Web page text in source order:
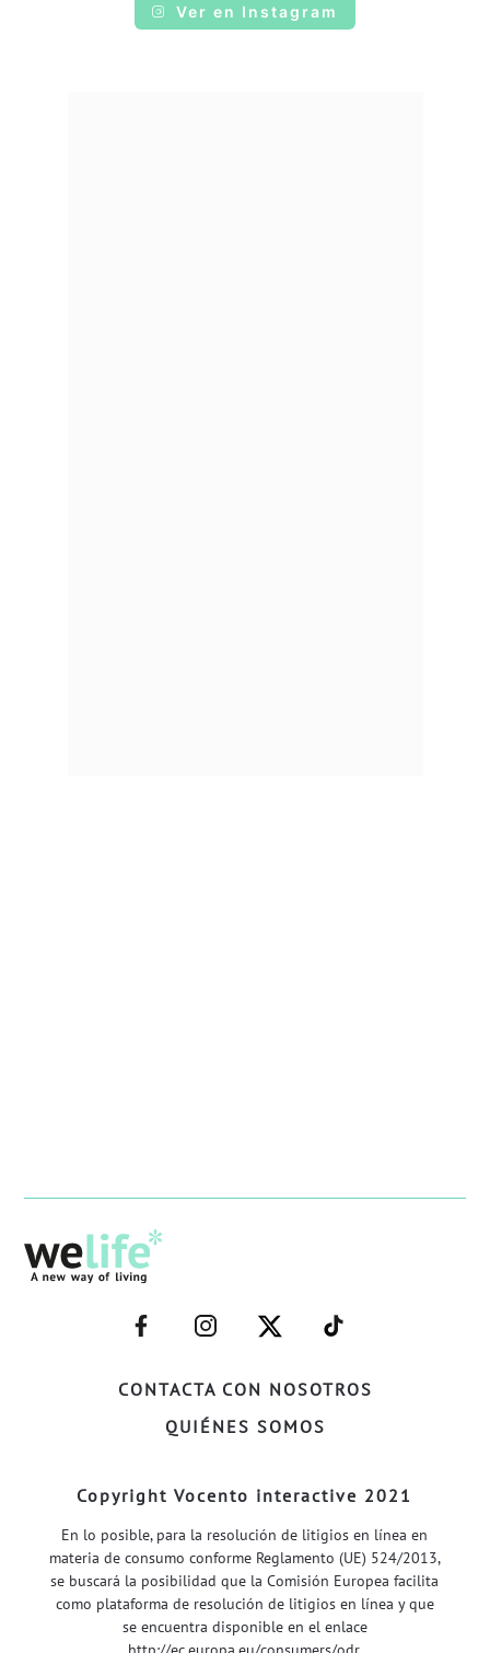
Ver en Instagram
CONTACTA CON NOSOTROS
QUIÉNES SOMOS
–
FACEBOOK–
–
INSTAGRAM–
–
TWITTER–
–
WELIFE–
Copyright Vocento interactive 2021
En lo posible, para la resolución de litigios en línea en
materia de consumo conforme Reglamento (UE) 524/2013,
se buscará la posibilidad que la Comisión Europea facilita
como plataforma de resolución de litigios en línea y que
se encuentra disponible en el enlace